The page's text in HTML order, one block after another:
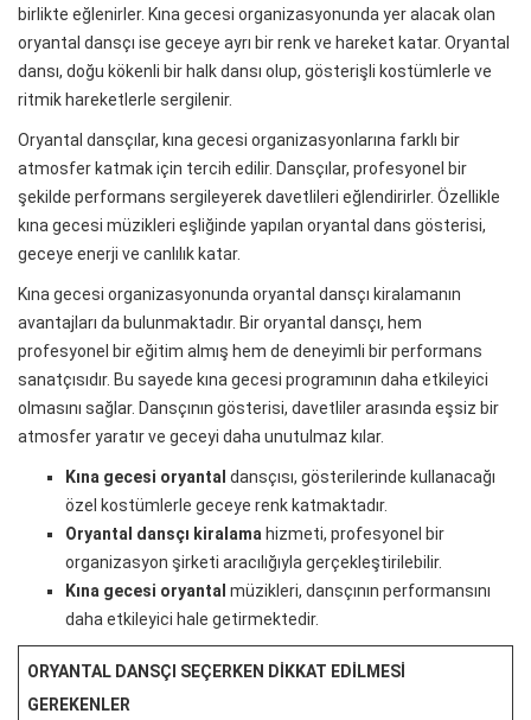
birlikte eğlenirler. Kına gecesi organizasyonunda yer alacak olan
oryantal dansçı ise geceye ayrı bir renk ve hareket katar. Oryantal
dansı, doğu kökenli bir halk dansı olup, gösterişli kostümlerle ve
ritmik hareketlerle sergilenir.
Oryantal dansçılar, kına gecesi organizasyonlarına farklı bir
atmosfer katmak için tercih edilir. Dansçılar, profesyonel bir
şekilde performans sergileyerek davetlileri eğlendirirler. Özellikle
kına gecesi müzikleri eşliğinde yapılan oryantal dans gösterisi,
geceye enerji ve canlılık katar.
Kına gecesi organizasyonunda oryantal dansçı kiralamanın
avantajları da bulunmaktadır. Bir oryantal dansçı, hem
profesyonel bir eğitim almış hem de deneyimli bir performans
sanatçısıdır. Bu sayede kına gecesi programının daha etkileyici
olmasını sağlar. Dansçının gösterisi, davetliler arasında eşsiz bir
atmosfer yaratır ve geceyi daha unutulmaz kılar.
Kına gecesi oryantal dansçısı, gösterilerinde kullanacağı
özel kostümlerle geceye renk katmaktadır.
Oryantal dansçı kiralama hizmeti, profesyonel bir
organizasyon şirketi aracılığıyla gerçekleştirilebilir.
Kına gecesi oryantal müzikleri, dansçının performansını
daha etkileyici hale getirmektedir.
ORYANTAL DANSÇI SEÇERKEN DIKKAT EDILMESI
GEREKENLER